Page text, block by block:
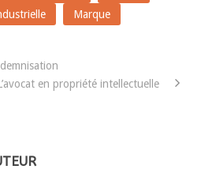
Marque
en propriété intellectuelle